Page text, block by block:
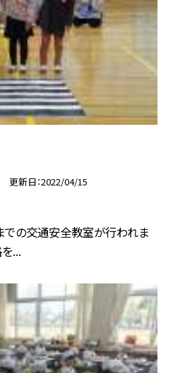
更新日 2022/04/15
での交通安全教室が行われま
...